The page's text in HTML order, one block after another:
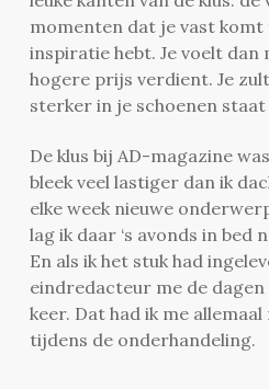
momenten dat je vast
inspiratie hebt. Je voelt dan
hogere prijs verdient. Je
sterker in je schoenen
De klus bij AD-magazine
bleek veel lastiger dan ik
elke week nieuwe
lag ik daar ‘s avonds in bed
En als ik het stuk had
eindredacteur me de
keer. Dat had ik me
tijdens de onderhandeling.